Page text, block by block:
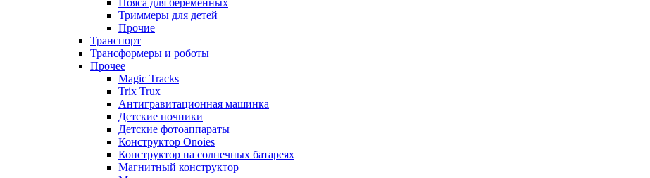
Пояса для беременных
Триммеры для детей
Прочие
Транспорт
Трансформеры и роботы
Прочее
Magic Tracks
Trix Trux
Антигравитационная машинка
Детские ночники
Детские фотоаппараты
Конструктор Onoies
Конструктор на солнечных батареях
Магнитный конструктор